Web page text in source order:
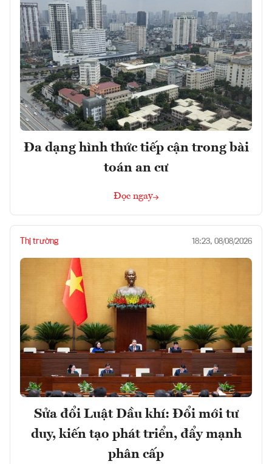
Đa dạng hình thức tiếp cận trong bài
toán an cư
Đọc ngay
Thị trường 18:23, 08/08/2026
Sửa đổi Luật Dầu khí: Đổi mới tư
duy, kiến tạo phát triển, đẩy mạnh
phân cấp